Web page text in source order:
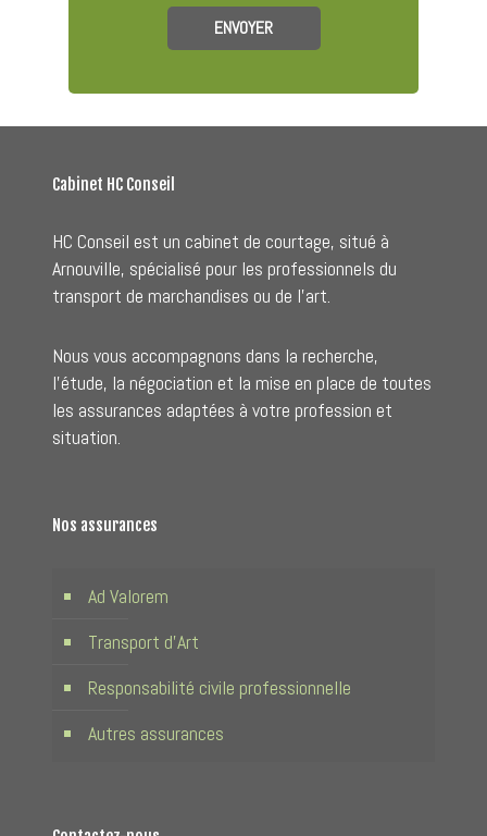
ENVOYER
Cabinet HC Conseil
HC Conseil est un cabinet de courtage, situé à
Arnouville, spécialisé pour les professionnels du
transport de marchandises ou de l'art.
Nous vous accompagnons dans la recherche,
l'étude, la négociation et la mise en place de toutes
les assurances adaptées à votre profession et
situation.
Nos assurances
Ad Valorem
Transport d’Art
Responsabilité civile professionnelle
Autres assurances